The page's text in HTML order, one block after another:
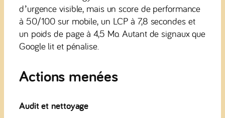
d’urgence visible, mais un score de performance
à 50/100 sur mobile, un LCP à 7,8 secondes et
un poids de page à 4,5 Mo. Autant de signaux que
Google lit et pénalise.
Actions menées
Audit et nettoyage